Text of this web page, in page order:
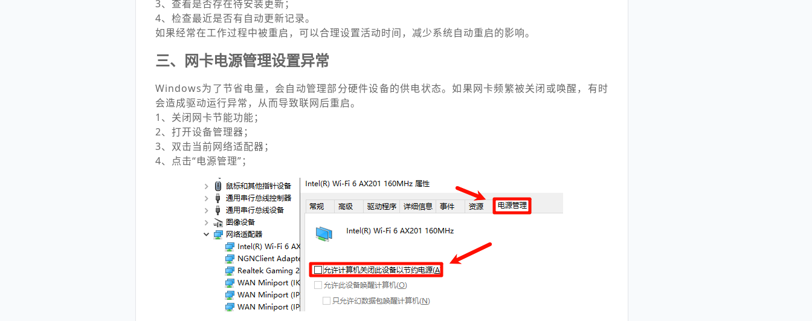
3、查看是否存在待安装更新；
4、检查最近是否有自动更新记录。
如果经常在工作过程中被重启，可以合理设置活动时间，减少系统自动重启的影响。
三、网卡电源管理设置异常
Windows为了节省电量，会自动管理部分硬件设备的供电状态。如果网卡频繁被关闭或唤醒，有时
会造成驱动运行异常，从而导致联网后重启。
1、关闭网卡节能功能；
2、打开设备管理器；
3、双击当前网络适配器；
4、点击“电源管理”；